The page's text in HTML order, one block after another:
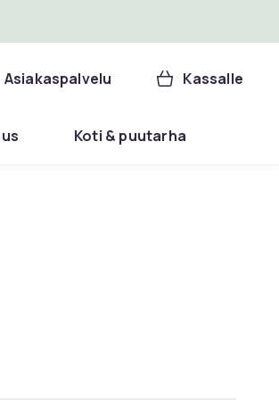
Asiakaspalvelu Kassalle
Koti & puutarha